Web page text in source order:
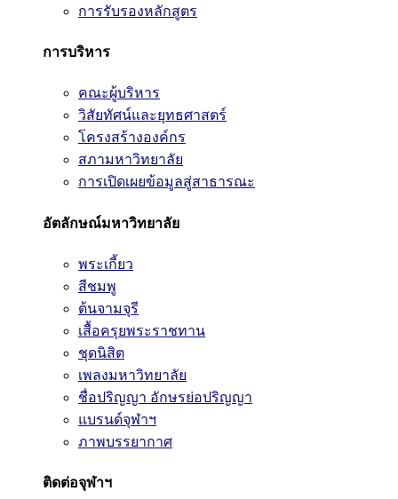
การรับรองหลักสูตร
การบริหาร
คณะผู้บริหาร
วิสัยทัศน์และยุทธศาสตร์
โครงสร้างองค์กร
สภามหาวิทยาลัย
การเปิดเผยข้อมูลสู่สาธารณะ
อัตลักษณ์มหาวิทยาลัย
พระเกี้ยว
สีชมพู
ต้นจามจุรี
เสื้อครุยพระราชทาน
ชุดนิสิต
เพลงมหาวิทยาลัย
ชื่อปริญญา อักษรย่อปริญญา
แบรนด์จุฬาฯ
ภาพบรรยากาศ
ติดต่อจุฬาฯ